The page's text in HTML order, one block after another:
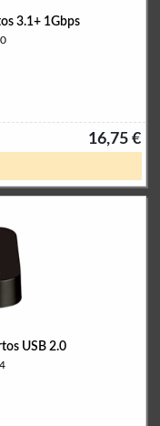
3.1+ 1Gbps
16,75 €
USB 2.0